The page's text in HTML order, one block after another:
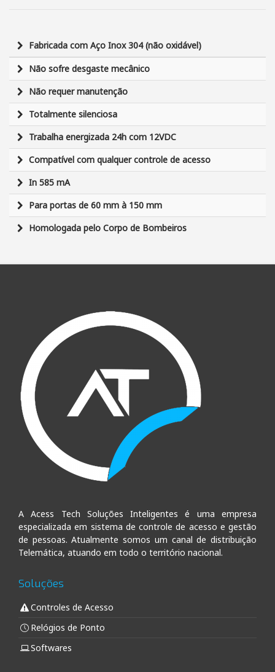
Fabricada com Aço Inox 304 (não oxidável)
Não sofre desgaste mecânico
Não requer manutenção
Totalmente silenciosa
Trabalha energizada 24h com 12VDC
Compatível com qualquer controle de acesso
In 585 mA
Para portas de 60 mm à 150 mm
Homologada pelo Corpo de Bombeiros
A Acess Tech Soluções Inteligentes é uma empresa
especializada em sistema de controle de acesso e gestão
de pessoas. Atualmente somos um canal de distribuição
Telemática, atuando em todo o território nacional.
Soluções
Controles de Acesso
Relógios de Ponto
Softwares